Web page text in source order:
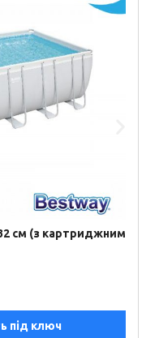
см (з картриджним
під ключ